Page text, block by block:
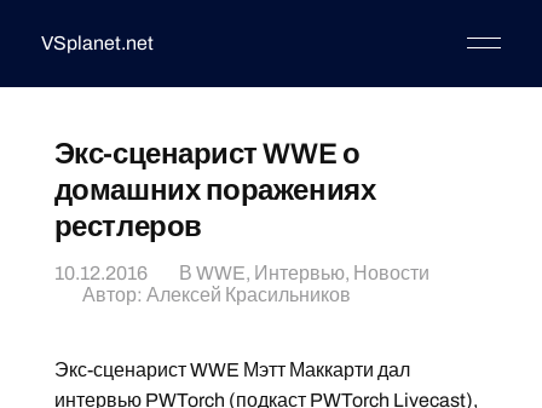
VSplanet.net
Экс-сценарист WWE о
домашних поражениях
рестлеров
10.12.2016 В WWE, Интервью, Новости
Автор: Алексей Красильников
Экс-сценарист WWE Мэтт Маккарти дал
интервью PWTorch (подкаст PWTorch Livecast),